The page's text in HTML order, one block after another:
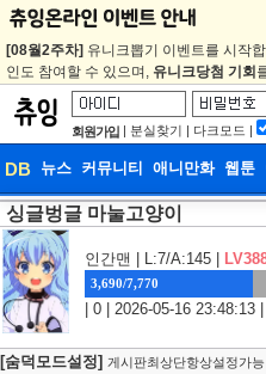
[08월2주차] 유니크뽑기 이벤트를 시작
인도 참여할 수 있으며, 유니크당첨 기회
회원가입 | 분실찾기 | 다크모드 |
DB 뉴스 커뮤니티 애니만화 웹툰
DB
웹툰 이미지
싱글벙글 마눌고양이
인간맨 | L:7/A:145 |
3,690/7,770
| 0 | 2026-05-16 23:48:13 |
[숨덕모드설정] 게시판최상단항상설정가능